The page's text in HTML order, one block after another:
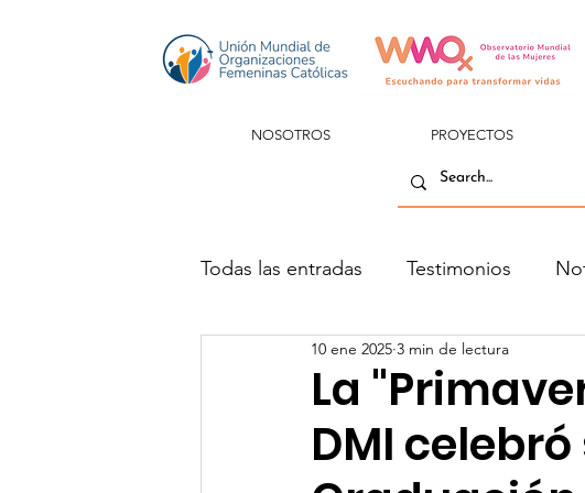
NOSOTROS PROYECTOS
Todas las entradas Testimonios
La
DMI
10 ene 2025 3 min de lectura